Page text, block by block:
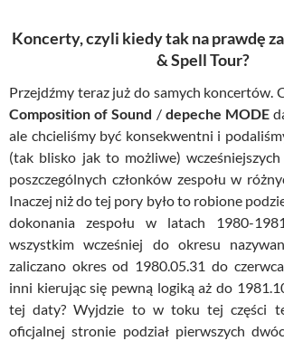
Koncerty, czyli kiedy tak na prawdę
& Spell Tour?
Przejdźmy teraz już do samych koncertów.
Composition of Sound / depeche MODE
ale chcieliśmy być konsekwentni i
(tak blisko jak to możliwe)
poszczególnych członków zespołu w
Inaczej niż do tej pory było to robione
dokonania zespołu w latach 1980-
wszystkim wcześniej do okresu
zaliczano okres od 1980.05.31 do
inni kierując się pewną logiką aż do
tej daty? Wyjdzie to w toku tej części
oficjalnej stronie podział pierwszych